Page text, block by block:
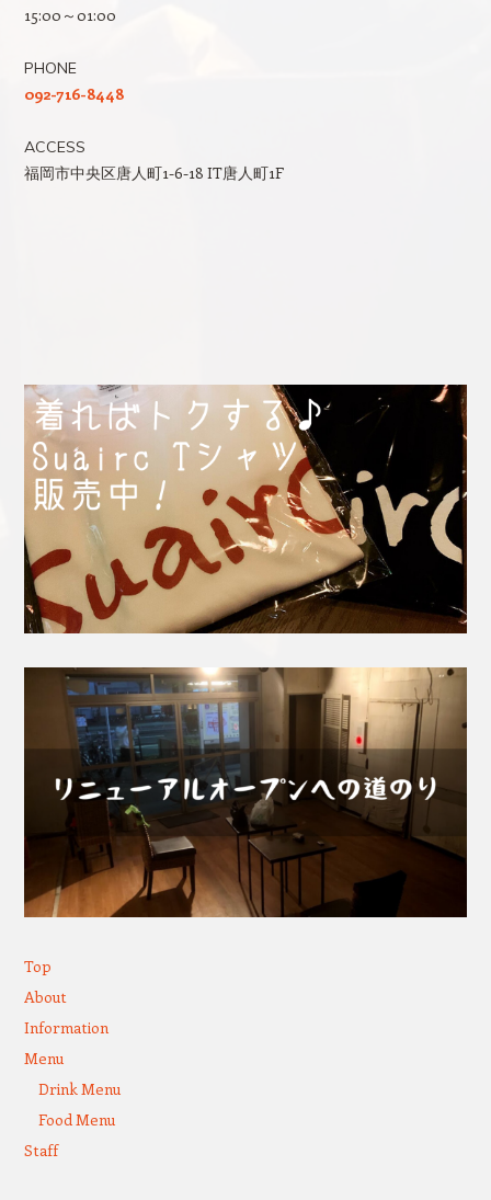
15:00～01:00
PHONE
092-716-8448
ACCESS
福岡市中央区唐人町1-6-18 IT唐人町1F
Top
About
Information
Menu
Drink Menu
Food Menu
Staff